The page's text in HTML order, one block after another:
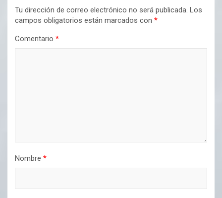
Tu dirección de correo electrónico no será publicada. Los
campos obligatorios están marcados con *
Comentario *
Nombre *